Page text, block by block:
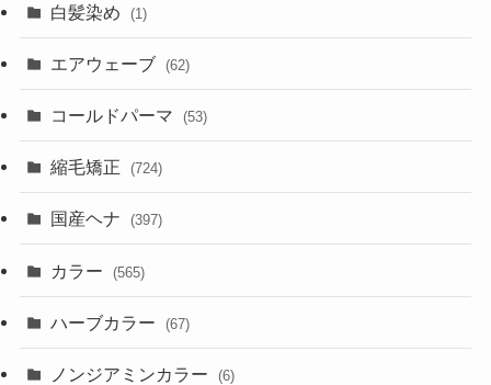
白髪染め (1)
エアウェーブ (62)
コールドパーマ (53)
縮毛矯正 (724)
国産ヘナ (397)
カラー (565)
ハーブカラー (67)
ノンジアミンカラー (6)